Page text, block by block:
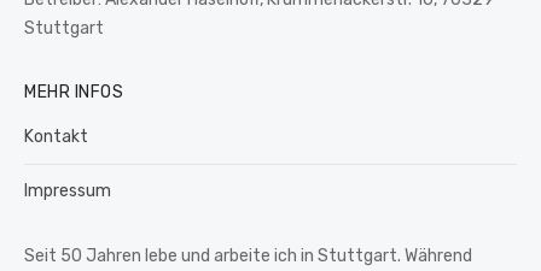
Stuttgart
MEHR INFOS
Kontakt
Impressum
Seit 50 Jahren lebe und arbeite ich in Stuttgart. Während